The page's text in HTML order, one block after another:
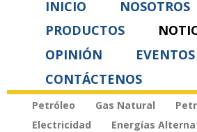
INICIO NOSOTROS
PRODUCTOS
OPINIÓN
EVENTOS
CONTÁCTENOS
Petróleo Gas Natural
Electricidad
Energías